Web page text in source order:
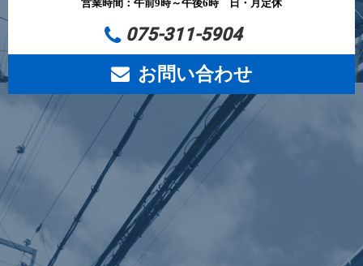
営業時間：午前9時～午後6時 日・月定休
075-311-5904
お問い合わせ